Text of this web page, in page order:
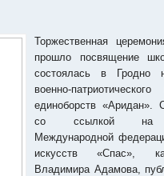
Торжественная
прошло посвящение
состоялась в Гродно
военно-
единоборств «Аридан».
со ссылкой на
Международной
искусств «Спас»,
Владимира Адамова,